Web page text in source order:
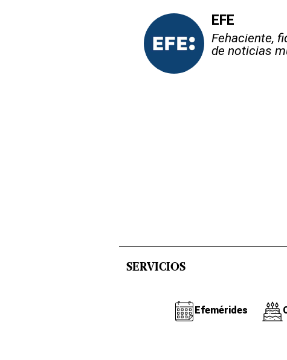
EFE
Fehaciente,
de noticias
SERVICIOS
Efemérides